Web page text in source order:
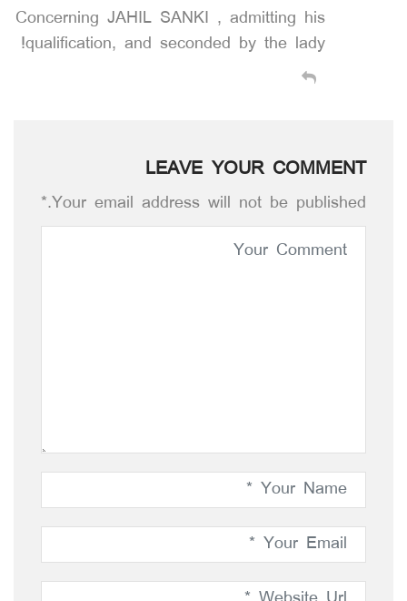
Concerning JAHIL SANKI , admitting his
qualification, and seconded by the lady!
LEAVE YOUR COMMENT
Your email address will not be published.*